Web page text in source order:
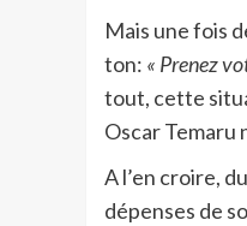
Mais une fois
ton: « Prenez
tout, cette
Oscar Temaru
A l’en croire,
dépenses de